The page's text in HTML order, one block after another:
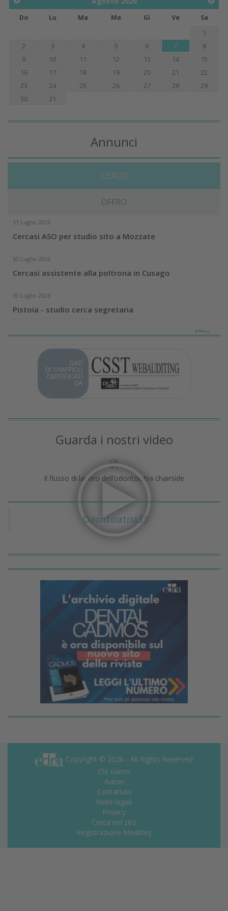
Do Lu Ma Me Gi Ve
Sa
1
2
3 4 5 6 7
8
9
10 11 12 13 14
15
16
17 18 19 20 21
22
23
24 25 26 27 28
29
30
31
Annunci
CERCO
OFFRO
31 Luglio 2026
Cercasi ASO per studio sito a Mozzate
30 Luglio 2026
Cercasi assistente alla poltrona in Cusago
30 Luglio 2026
Pistoia - studio cerca segretaria
Altro...
Guarda i nostri video
Il flusso di lavoro dell’odontoiatra chairside
Odontoiatria33
Copyright © 2026 - All Rights Reserved
Chi siamo
Autori
Contattaci
Note legali
Privacy
Cerca nel sito
Registrazione MediKey